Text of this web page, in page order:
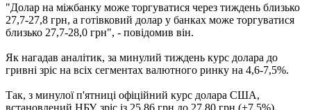
"Долар на міжбанку може торгуватися через тиждень близько
27,7-27,8 грн, а готівковий долар у банках може торгуватися
близько 27,7-28,0 грн", - повідомив він.
Як нагадав аналітик, за минулий тиждень курс долара до
гривні зріс на всіх сегментах валютного ринку на 4,6-7,5%.
Так, з минулої п'ятниці офіційний курс долара США,
встановлений НБУ, зріс із 25,86 грн до 27,80 грн (+7,5%).